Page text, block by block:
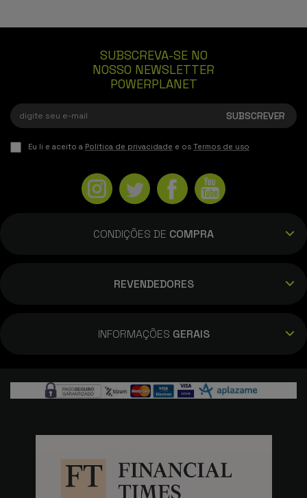
SUBSCREVA-SE NO
NOSSO NEWSLETTER
POWERPLANET
Eu li e aceito a Política de privacidade e os Termos de uso
CONDIÇÕES DE COMPRA
REVENDEDORES
INFORMAÇÕES GERAIS